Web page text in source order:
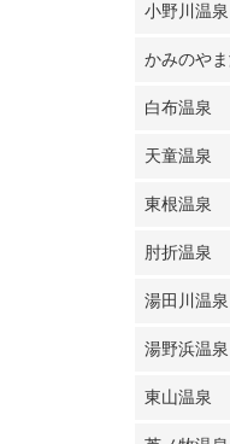
小野川温泉
かみのや
白布温泉
天童温泉
東根温泉
肘折温泉
湯田川温泉
湯野浜温泉
東山温泉